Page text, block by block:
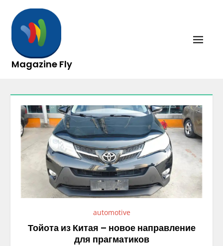
content
Magazine Fly
automotive
Тойота из Китая – новое направление
для прагматиков